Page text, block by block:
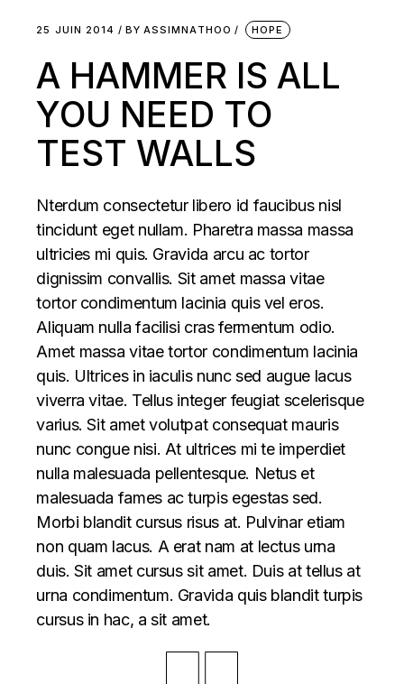
25 JUIN 2014 BY ASSIMNATHOO HOPE
A HAMMER IS ALL
YOU NEED TO
TEST WALLS
Nterdum consectetur libero id faucibus nisl
tincidunt eget nullam. Pharetra massa massa
ultricies mi quis. Gravida arcu ac tortor
dignissim convallis. Sit amet massa vitae
tortor condimentum lacinia quis vel eros.
Aliquam nulla facilisi cras fermentum odio.
Amet massa vitae tortor condimentum lacinia
quis. Ultrices in iaculis nunc sed augue lacus
viverra vitae. Tellus integer feugiat scelerisque
varius. Sit amet volutpat consequat mauris
nunc congue nisi. At ultrices mi te imperdiet
nulla malesuada pellentesque. Netus et
malesuada fames ac turpis egestas sed.
Morbi blandit cursus risus at. Pulvinar etiam
non quam lacus. A erat nam at lectus urna
duis. Sit amet cursus sit amet. Duis at tellus at
urna condimentum. Gravida quis blandit turpis
cursus in hac, a sit amet.